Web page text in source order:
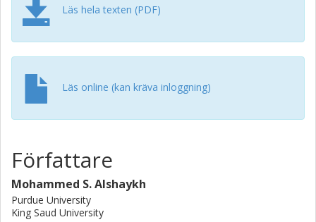
Läs hela texten (PDF)
Läs online (kan kräva inloggning)
Författare
Mohammed S. Alshaykh
Purdue University
King Saud University